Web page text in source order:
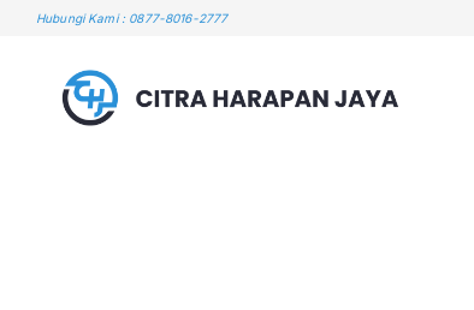
Hubungi Kami : 0877-8016-2777